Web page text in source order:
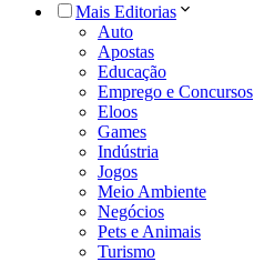
Mais Editorias
Auto
Apostas
Educação
Emprego e Concursos
Eloos
Games
Indústria
Jogos
Meio Ambiente
Negócios
Pets e Animais
Turismo